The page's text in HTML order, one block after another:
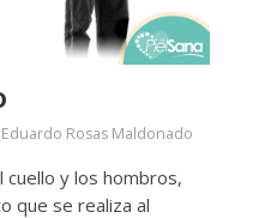
Rosas Maldonado
cuello y los hombros,
que se realiza al